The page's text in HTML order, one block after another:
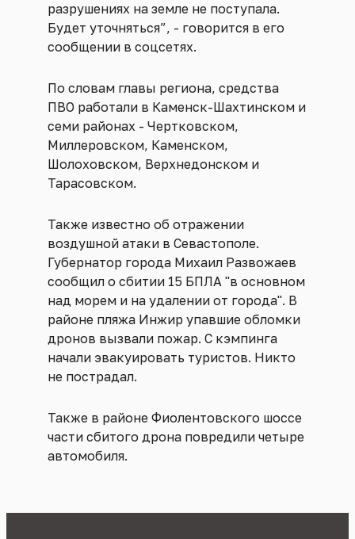
разрушениях на земле не поступала.
Будет уточняться”, - говорится в его
сообщении в соцсетях.
По словам главы региона, средства
ПВО работали в Каменск-Шахтинском и
семи районах - Чертковском,
Миллеровском, Каменском,
Шолоховском, Верхнедонском и
Тарасовском.
Также известно об отражении
воздушной атаки в Севастополе.
Губернатор города Михаил Развожаев
сообщил о сбитии 15 БПЛА "в основном
над морем и на удалении от города". В
районе пляжа Инжир упавшие обломки
дронов вызвали пожар. С кэмпинга
начали эвакуировать туристов. Никто
не пострадал.
Также в районе Фиолентовского шоссе
части сбитого дрона повредили четыре
автомобиля.